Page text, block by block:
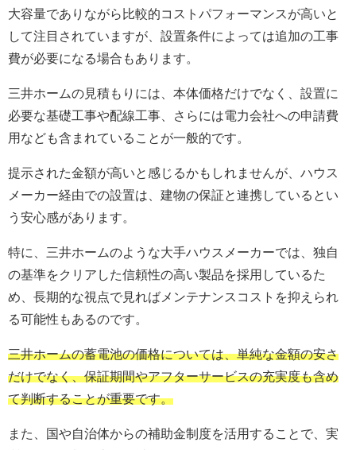
大容量でありながら比較的コストパフォーマンスが高いと
して注目されていますが、設置条件によっては追加の工事
費が必要になる場合もあります。
三井ホームの見積もりには、本体価格だけでなく、設置に
必要な基礎工事や配線工事、さらには電力会社への申請費
用なども含まれていることが一般的です。
提示された金額が高いと感じるかもしれませんが、ハウス
メーカー経由での設置は、建物の保証と連携しているとい
う安心感があります。
特に、三井ホームのような大手ハウスメーカーでは、独自
の基準をクリアした信頼性の高い製品を採用しているた
め、長期的な視点で見ればメンテナンスコストを抑えられ
る可能性もあるのです。
三井ホームの蓄電池の価格については、単純な金額の安さ
だけでなく、保証期間やアフターサービスの充実度も含め
て判断することが重要です。
また、国や自治体からの補助金制度を活用することで、実